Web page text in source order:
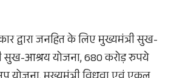
द्वारा जनहित के लिए मुख्यमंत्री सुख-
सुख-आश्रय योजना, 680 करोड़ रुपये